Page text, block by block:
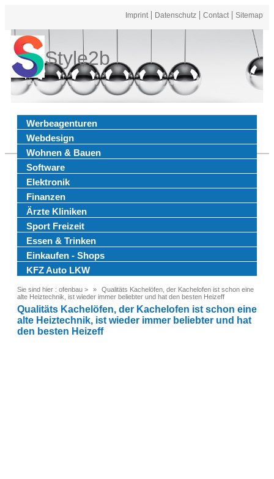
Imprint Datenschutz Contact Sitemap
Style2b
Werbeagenturen
Webdesign
Wohnen & Bauen
Software
Elektronik
Finanzen
Ärzte Kliniken
Sport Freizeit
Essen & Trinken
Einkaufen - Shops
KFZ Auto LKW
Sie sind hier : ofenbau >
Qualitäts Kachelöfen, der Kachelofen ist schon eine
alte Heiztechnik, ist wieder immer beliebter und hat den besten Heizeff
Qualitäts Kachelöfen, der Kachelofen ist schon eine
alte Heiztechnik, ist wieder immer beliebter und hat
den besten Heizeff